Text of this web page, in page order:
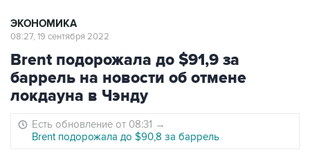
ЭКОНОМИКА
08:27, 19 сентября 2022
Brent подорожала до $91,9 за
баррель на новости об отмене
локдауна в Чэнду
Есть обновление от 08:31 →
Brent подорожала до $90,8 за баррель